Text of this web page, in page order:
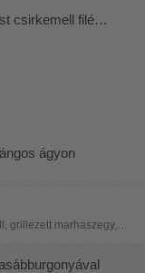
csirkemell filé
ágyon
grillezett marhaszegy,
aglio olio